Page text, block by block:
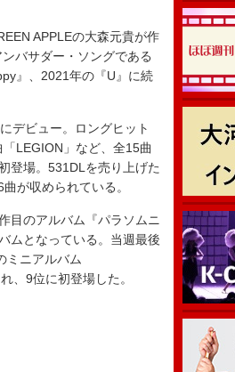
APPLEの大森元貴が作
バサダー・ソングである
』、2021年の『U』に続
デビュー。ロングヒット
LEGION」など、全15曲
登場。531DLを売り上げた
が収められている。
目のアルバム『パラソムニ
ムとなっている。当週最後
ミニアルバム
、9位に初登場した。